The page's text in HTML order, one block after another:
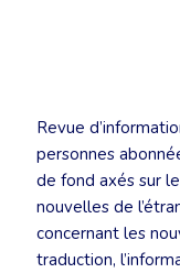
Revue
personnes
de fond axés sur
nouvelles de
concernant les
traduction,